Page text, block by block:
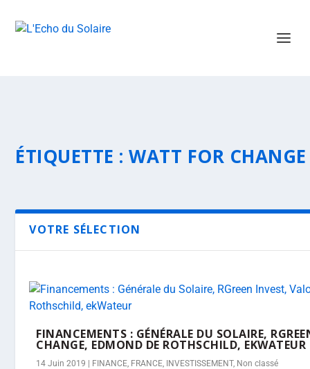
ÉTIQUETTE :WATT FOR CHANGE
VOTRE SÉLECTION
FINANCEMENTS : GÉNÉRALE DU SOLAIRE,
CHANGE, EDMOND DE ROTHSCHILD, EKWATEUR
14 Juin 2019 FINANCE, FRANCE, INVESTISSEMENT, Non classé